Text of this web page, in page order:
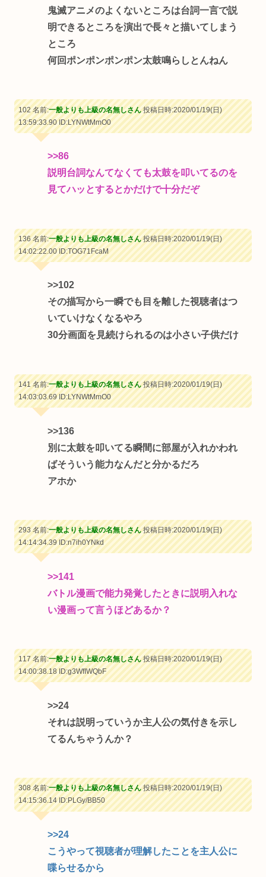
鬼滅アニメのよくないところは台詞一言で説
明できるところを演出で長々と描いてしまう
ところ
何回ポンポンポンポン太鼓鳴らしとんねん
102 名前:一般よりも上級の名無しさん投稿日時:2020/01/19(日)
13:59:33.90ID:LYNWtMmO0
>>86
説明台詞なんてなくても太鼓を叩いてるのを
見てハッとするとかだけで十分だぞ
136 名前:一般よりも上級の名無しさん投稿日時:2020/01/19(日)
14:02:22.00ID:TOG71FcaM
>>102
その描写から一瞬でも目を離した視聴者はつ
いていけなくなるやろ
30分画面を見続けられるのは小さい子供だけ
141 名前:一般よりも上級の名無しさん投稿日時:2020/01/19(日)
14:03:03.69ID:LYNWtMmO0
>>136
別に太鼓を叩いてる瞬間に部屋が入れかわれ
ばそういう能力なんだと分かるだろ
アホか
293 名前:一般よりも上級の名無しさん投稿日時:2020/01/19(日)
14:14:34.39ID:n7ih0YNkd
>>141
バトル漫画で能力発覚したときに説明入れな
い漫画って言うほどあるか？
117 名前:一般よりも上級の名無しさん投稿日時:2020/01/19(日)
14:00:38.18ID:g3WfIWQbF
>>24
それは説明っていうか主人公の気付きを示し
てるんちゃうんか？
308 名前:一般よりも上級の名無しさん投稿日時:2020/01/19(日)
14:15:36.14ID:PLGy/BB50
>>24
こうやって視聴者が理解したことを主人公に
喋らせるから